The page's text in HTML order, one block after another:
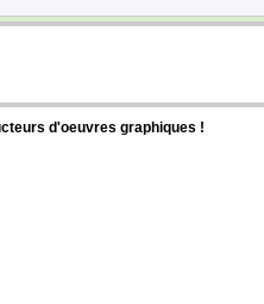
d'oeuvres graphiques !